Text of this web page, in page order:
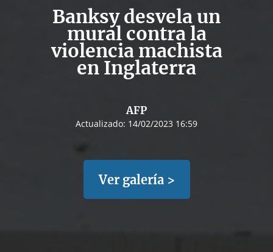
Banksy desvela un
mural contra la
violencia machista
en Inglaterra
AFP
Actualizado: 14/02/2023 16:59
Ver galería >